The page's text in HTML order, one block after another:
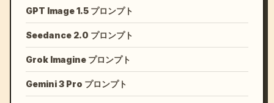
GPT Image 1.5 プロンプト
Seedance 2.0 プロンプト
Grok Imagine プロンプト
Gemini 3 Pro プロンプト